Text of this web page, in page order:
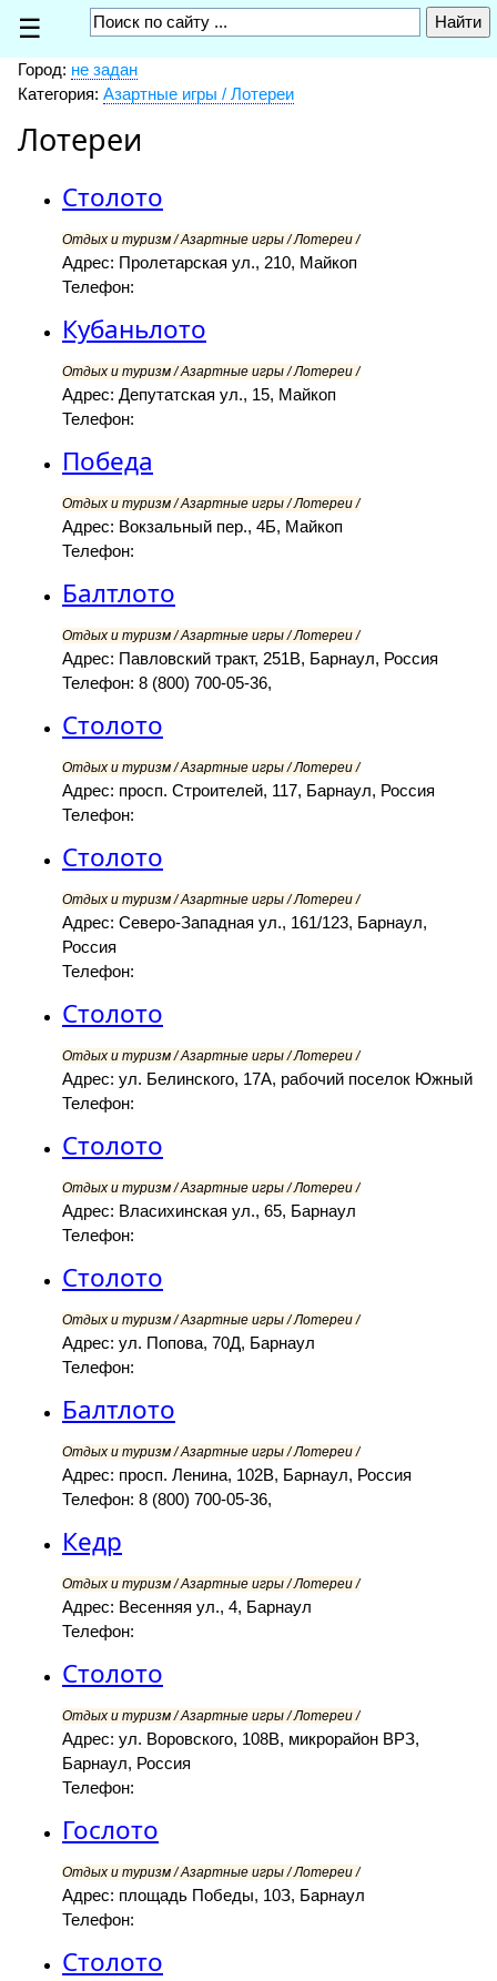
☰
Город: не задан
Категория: Азартные игры / Лотереи
Лотереи
Столото
Отдых и туризм / Азартные игры / Лотереи /
Адрес: Пролетарская ул., 210, Майкоп
Телефон:
Кубаньлото
Отдых и туризм / Азартные игры / Лотереи /
Адрес: Депутатская ул., 15, Майкоп
Телефон:
Победа
Отдых и туризм / Азартные игры / Лотереи /
Адрес: Вокзальный пер., 4Б, Майкоп
Телефон:
Балтлото
Отдых и туризм / Азартные игры / Лотереи /
Адрес: Павловский тракт, 251В, Барнаул, Россия
Телефон: 8 (800) 700-05-36,
Столото
Отдых и туризм / Азартные игры / Лотереи /
Адрес: просп. Строителей, 117, Барнаул, Россия
Телефон:
Столото
Отдых и туризм / Азартные игры / Лотереи /
Адрес: Северо-Западная ул., 161/123, Барнаул,
Россия
Телефон:
Столото
Отдых и туризм / Азартные игры / Лотереи /
Адрес: ул. Белинского, 17А, рабочий поселок Южный
Телефон:
Столото
Отдых и туризм / Азартные игры / Лотереи /
Адрес: Власихинская ул., 65, Барнаул
Телефон:
Столото
Отдых и туризм / Азартные игры / Лотереи /
Адрес: ул. Попова, 70Д, Барнаул
Телефон:
Балтлото
Отдых и туризм / Азартные игры / Лотереи /
Адрес: просп. Ленина, 102В, Барнаул, Россия
Телефон: 8 (800) 700-05-36,
Кедр
Отдых и туризм / Азартные игры / Лотереи /
Адрес: Весенняя ул., 4, Барнаул
Телефон:
Столото
Отдых и туризм / Азартные игры / Лотереи /
Адрес: ул. Воровского, 108В, микрорайон ВРЗ,
Барнаул, Россия
Телефон:
Гослото
Отдых и туризм / Азартные игры / Лотереи /
Адрес: площадь Победы, 10З, Барнаул
Телефон:
Столото